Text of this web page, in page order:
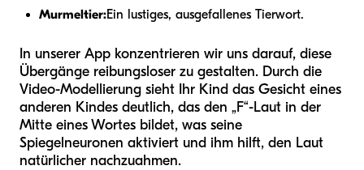
Murmeltier:Ein lustiges, ausgefallenes Tierwort.
In unserer App konzentrieren wir uns darauf, diese
Übergänge reibungsloser zu gestalten. Durch die
Video-Modellierung sieht Ihr Kind das Gesicht eines
anderen Kindes deutlich, das den „F“-Laut in der
Mitte eines Wortes bildet, was seine
Spiegelneuronen aktiviert und ihm hilft, den Laut
natürlicher nachzuahmen.